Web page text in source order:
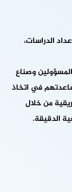
الدراسات،
المسؤولين وصناع
في اتخاذ
من خلال
الدقيقة.